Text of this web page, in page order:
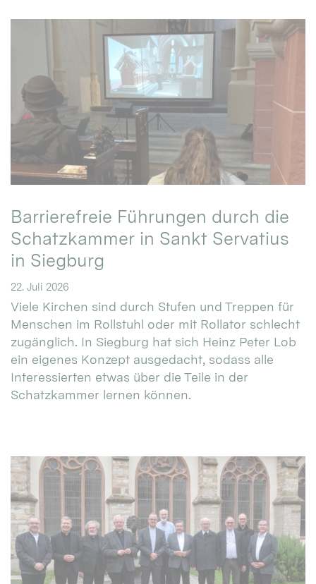
Barrierefreie Führungen durch die
Schatzkammer in Sankt Servatius
in Siegburg
22. Juli 2026
Viele Kirchen sind durch Stufen und Treppen für
Menschen im Rollstuhl oder mit Rollator schlecht
zugänglich. In Siegburg hat sich Heinz Peter Lob
ein eigenes Konzept ausgedacht, sodass alle
Interessierten etwas über die Teile in der
Schatzkammer lernen können.